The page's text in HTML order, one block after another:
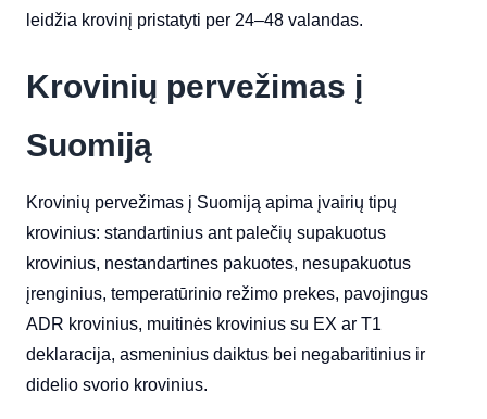
leidžia krovinį pristatyti per 24–48 valandas.
Krovinių pervežimas į
Suomiją
Krovinių pervežimas į Suomiją apima įvairių tipų
krovinius: standartinius ant palečių supakuotus
krovinius, nestandartines pakuotes, nesupakuotus
įrenginius, temperatūrinio režimo prekes, pavojingus
ADR krovinius, muitinės krovinius su EX ar T1
deklaracija, asmeninius daiktus bei negabaritinius ir
didelio svorio krovinius.